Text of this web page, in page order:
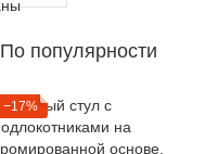
По популярности
−17%